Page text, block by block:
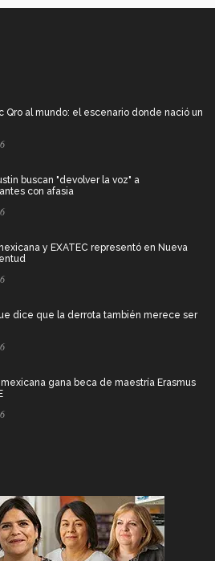
Qro al mundo: el escenario donde nació un
buscan "devolver la voz" a
con afasia
y EXATEC representó en Nueva
dice que la derrota también merece ser
gana beca de maestría Erasmus